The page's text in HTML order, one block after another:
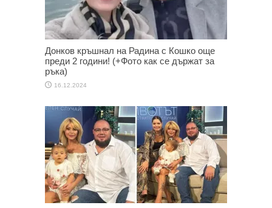
Донков кръшнал на Радина с Кошко още
преди 2 години! (+Фото как се държат за
ръка)
16.12.2024